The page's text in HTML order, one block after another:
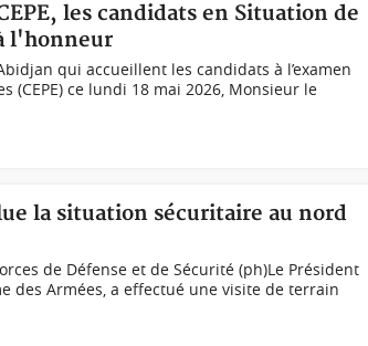
les candidats en Situation de
l'honneur
qui accueillent les candidats à l’examen
(CEPE) ce lundi 18 mai 2026, Monsieur le
la situation sécuritaire au nord
de Défense et de Sécurité (ph)Le Président
des Armées, a effectué une visite de terrain